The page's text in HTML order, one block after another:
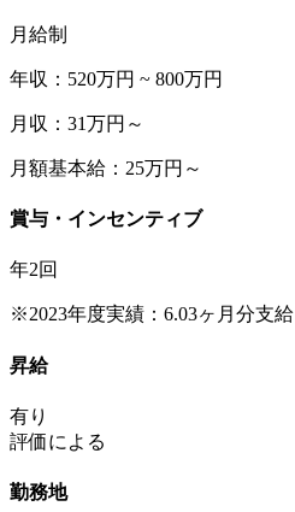
月給制
年収：520万円 ~ 800万円
月収：31万円～
月額基本給：25万円～
賞与・インセンティブ
年2回
※2023年度実績：6.03ヶ月分支給
昇給
有り
評価による
勤務地